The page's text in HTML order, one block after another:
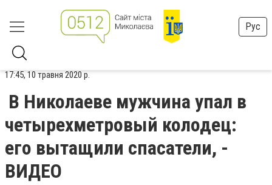
Рус
17:45, 10 травня 2020 р.
В Николаеве мужчина упал в
четырехметровый колодец:
его вытащили спасатели, -
ВИДЕО